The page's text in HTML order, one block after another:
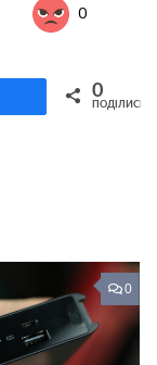
0
Поділитися0
ПОДІЛИСЬ
0